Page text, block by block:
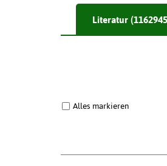
Literatur
Alles markieren